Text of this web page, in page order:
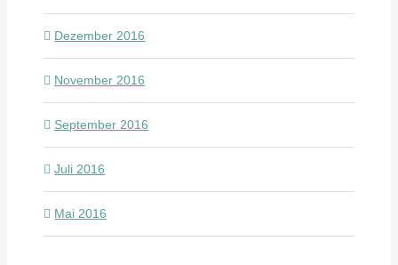
Dezember 2016
November 2016
September 2016
Juli 2016
Mai 2016